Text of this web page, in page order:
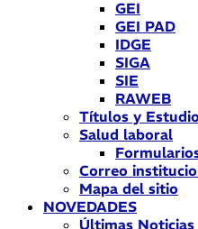
GEI
GEI PAD
IDGE
SIGA
SIE
RAWEB
Títulos y
Salud laboral
Correo
Mapa del sitio
NOVEDADES
Últimas Noticias